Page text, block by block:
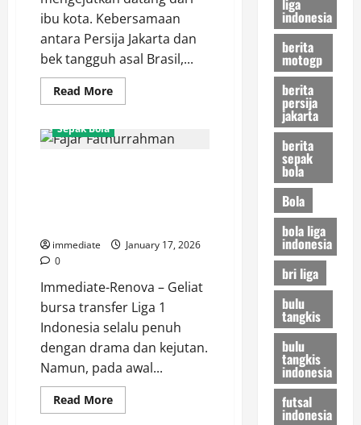
ibu kota. Kebersamaan
antara Persija Jakarta dan
bek tangguh asal Brasil,...
Read MoreRead
more
Kasih,
Gustavo
dari
Persija
Sepak Bola
immediate
January 17, 2026
0
Immediate-Renova – Geliat
bursa transfer Liga 1
Indonesia selalu penuh
dengan drama dan kejutan.
Namun, pada awal...
Read MoreRead
more
indonesia
berita
motogp
berita
persija
jakarta
berita
sepak
bola
Bola
bola liga
indonesia
bri liga
bulu
tangkis
bulu
tangkis
indonesia
futsal
indonesia